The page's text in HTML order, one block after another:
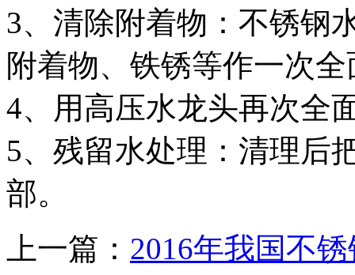
3、清除附着物：不锈钢
附着物、铁锈等作一次
4、用高压水龙头再次全
5、残留水处理：清理后
部。
上一篇： 2016年我国不